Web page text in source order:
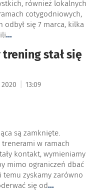
również lokalnych
cotygodniowych,
się 7 marca, kilka
...
stał się
13:09
są zamknięte.
w ramach
kontakt, wymieniamy
mimo ograniczeń dbać
temu zyskamy zarówno
się od...